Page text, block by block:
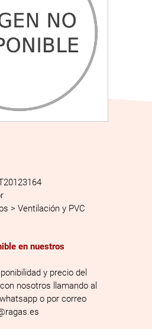
> Ventilación y PVC
en nuestros
y precio del
nosotros llamando al
o por correo